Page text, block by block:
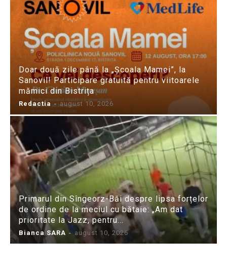
Doar două zile până la „Școala Mamei”, la
Sanovil! Participare gratuită pentru viitoarele
mămici din Bistrița
Redactia - august 10, 2026
Primarul din Sîngeorz-Băi despre lipsa forțelor
de ordine de la meciul cu bătaie: „Am dat
prioritate la Jazz, pentru...
Bianca SARA - august 10, 2026